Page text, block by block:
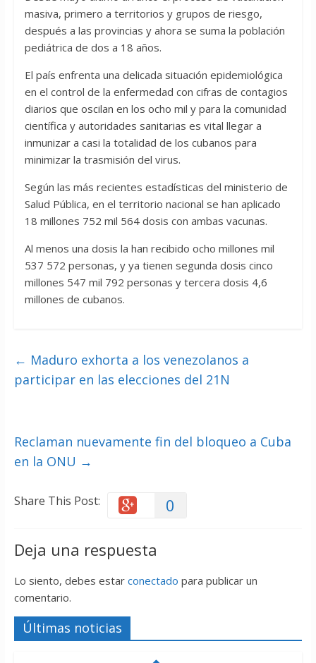
masiva, primero a territorios y grupos de riesgo,
después a las provincias y ahora se suma la población
pediátrica de dos a 18 años.
El país enfrenta una delicada situación epidemiológica
en el control de la enfermedad con cifras de contagios
diarios que oscilan en los ocho mil y para la comunidad
científica y autoridades sanitarias es vital llegar a
inmunizar a casi la totalidad de los cubanos para
minimizar la trasmisión del virus.
Según las más recientes estadísticas del ministerio de
Salud Pública, en el territorio nacional se han aplicado
18 millones 752 mil 564 dosis con ambas vacunas.
Al menos una dosis la han recibido ocho millones mil
537 572 personas, y ya tienen segunda dosis cinco
millones 547 mil 792 personas y tercera dosis 4,6
millones de cubanos.
← Maduro exhorta a los venezolanos a
participar en las elecciones del 21N
Reclaman nuevamente fin del bloqueo a Cuba
en la ONU →
Share This Post: 0
Deja una respuesta
Lo siento, debes estar conectado para publicar un
comentario.
Últimas noticias